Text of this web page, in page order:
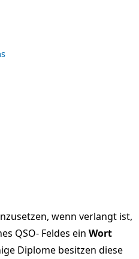
wenn verlangt ist,
QSO- Feldes ein Wort
Diplome besitzen diese